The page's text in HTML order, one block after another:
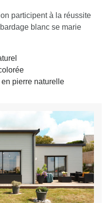
participent à la réussite
blanc se marie
pierre naturelle